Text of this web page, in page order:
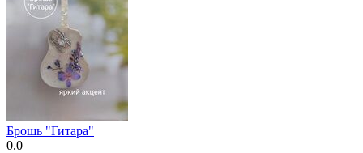
Брошь "Гитара"
0.0